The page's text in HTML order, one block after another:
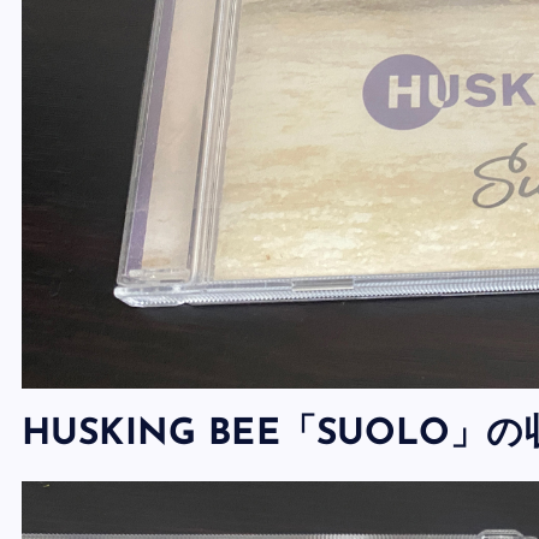
HUSKING BEE「SUOLO」の